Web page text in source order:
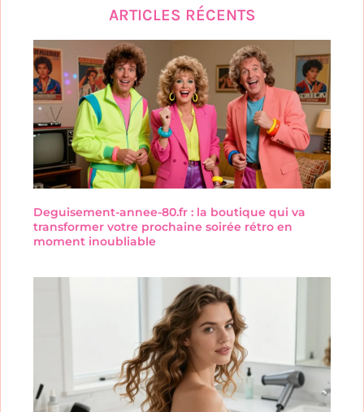
ARTICLES RÉCENTS
Deguisement-annee-80.fr : la boutique qui va
transformer votre prochaine soirée rétro en
moment inoubliable